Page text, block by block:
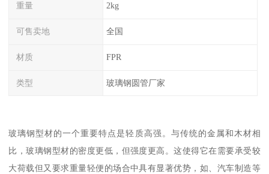
重量 2kg
可售卖地 全国
材质 FPR
类型 玻璃钢圆管厂家
玻璃钢型材的一个重要特点是轻质高强。与传统的金属和木材相
比，玻璃钢型材的密度更低，但强度更高。这使得它在需要承受较
大荷载但又要求重量轻便的场合中具有显著优势，如、汽车制造等